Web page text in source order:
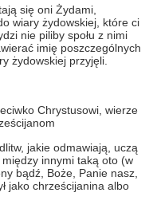
się oni Żydami,
wiary żydowskiej, które ci
nie piliby społu z nimi
imię poszczególnych
żydowskiej przyjęli.
Chrystusowi, wierze
jakie odmawiają, uczą
innymi taką oto (w
bądź, Boże, Panie nasz,
jako chrześcijanina albo